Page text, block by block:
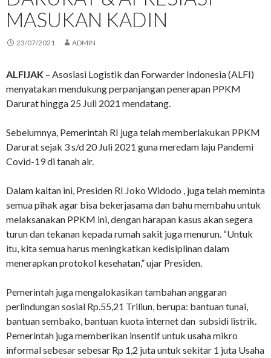
MASUKAN KADIN
23/07/2021 ADMIN
ALFIJAK – Asosiasi Logistik dan Forwarder Indonesia (ALFI)
menyatakan mendukung perpanjangan penerapan PPKM
Darurat hingga 25 Juli 2021 mendatang.
Sebelumnya, Pemerintah RI juga telah memberlakukan PPKM
Darurat sejak 3 s/d 20 Juli 2021 guna meredam laju Pandemi
Covid-19 di tanah air.
Dalam kaitan ini, Presiden RI Joko Widodo , juga telah meminta
semua pihak agar bisa bekerjasama dan bahu membahu untuk
melaksanakan PPKM ini, dengan harapan kasus akan segera
turun dan tekanan kepada rumah sakit juga menurun. “Untuk
itu, kita semua harus meningkatkan kedisiplinan dalam
menerapkan protokol kesehatan,” ujar Presiden.
Pemerintah juga mengalokasikan tambahan anggaran
perlindungan sosial Rp.55,21 Triliun, berupa: bantuan tunai,
bantuan sembako, bantuan kuota internet dan subsidi listrik.
Pemerintah juga memberikan insentif untuk usaha mikro
informal sebesar sebesar Rp 1,2 juta untuk sekitar 1 juta Usaha